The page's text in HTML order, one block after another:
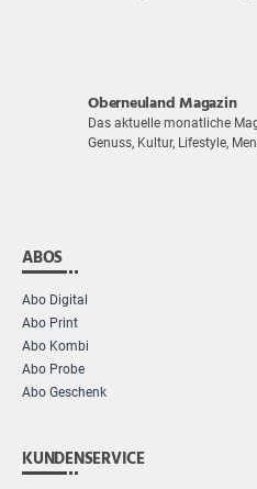
Oberneuland Magazin
Das aktuelle monatliche
Genuss, Kultur, Lifestyle,
ABOS
Abo Digital
Abo Print
Abo Kombi
Abo Probe
Abo Geschenk
KUNDENSERVICE